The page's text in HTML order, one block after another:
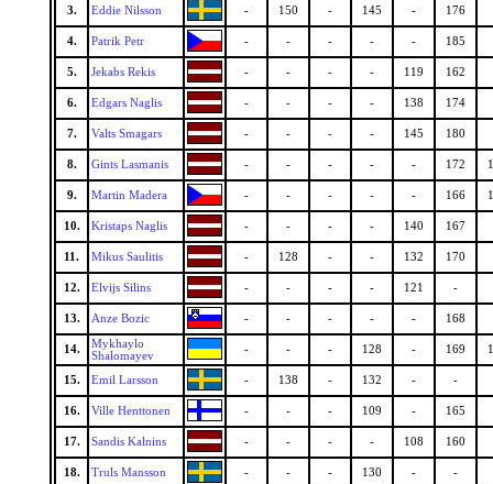
3. Eddie Nilsson - 150 - 145 - 176
4. Patrik Petr - - - - - 185
5. Jekabs Rekis - - - - 119 162
6. Edgars Naglis - - - - 138 174
7. Valts Smagars - - - - 145 180
8. Gints Lasmanis - - - - - 172
9. Martin Madera - - - - - 166
10. Kristaps Naglis - - - - 140 167
11. Mikus Saulitis - 128 - - 132 170
12. Elvijs Silins - - - - 121 -
13. Anze Bozic - - - - - 168
14.
Mykhaylo
Shalomayev
- - - 128 - 169
15. Emil Larsson - 138 - 132 - -
16. Ville Henttonen - - - 109 - 165
17. Sandis Kalnins - - - - 108 160
18. Truls Mansson - - - 130 - -